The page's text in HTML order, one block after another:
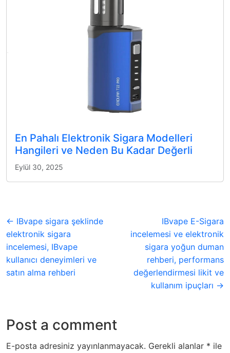
En Pahalı Elektronik Sigara Modelleri
Hangileri ve Neden Bu Kadar Değerli
Eylül 30, 2025
← IBvape sigara şeklinde
elektronik sigara
incelemesi, IBvape
kullanıcı deneyimleri ve
satın alma rehberi
IBvape E-Sigara
incelemesi ve elektronik
sigara yoğun duman
rehberi, performans
değerlendirmesi likit ve
kullanım ipuçları →
Post a comment
E-posta adresiniz yayınlanmayacak. Gerekli alanlar * ile